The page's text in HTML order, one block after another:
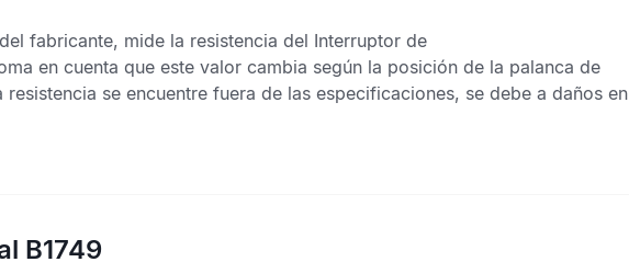
fabricante, mide la resistencia del Interruptor de
en cuenta que este valor cambia según la posición de la palanca de
se encuentre fuera de las especificaciones, se debe a daños en
B1749